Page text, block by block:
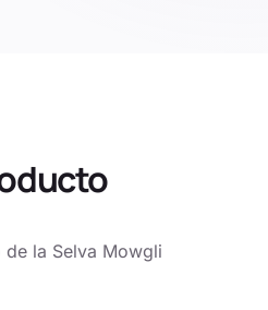
de la Selva Mowgli